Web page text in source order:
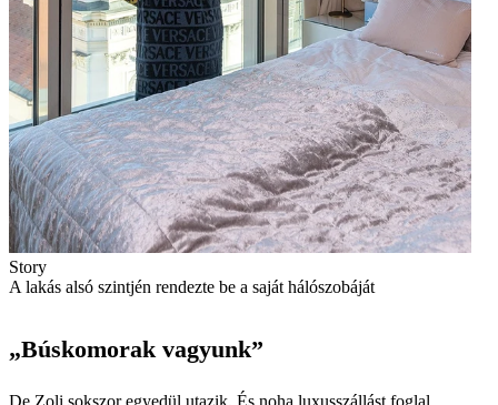
Story
A lakás alsó szintjén rendezte be a saját hálószobáját
„Búskomorak vagyunk”
De Zoli sokszor egyedül utazik. És noha luxusszállást foglal